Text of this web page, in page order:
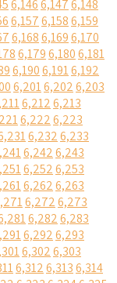
6,1466,1476,148
6,1576,1586,159
6,1686,1696,170
6,1796,1806,181
6,1906,1916,192
6,2016,2026,203
6,2126,213
6,2226,223
6,2326,233
6,2426,243
6,2526,253
6,2626,263
6,2726,273
6,2826,283
6,2926,293
6,3026,303
6,3126,3136,314